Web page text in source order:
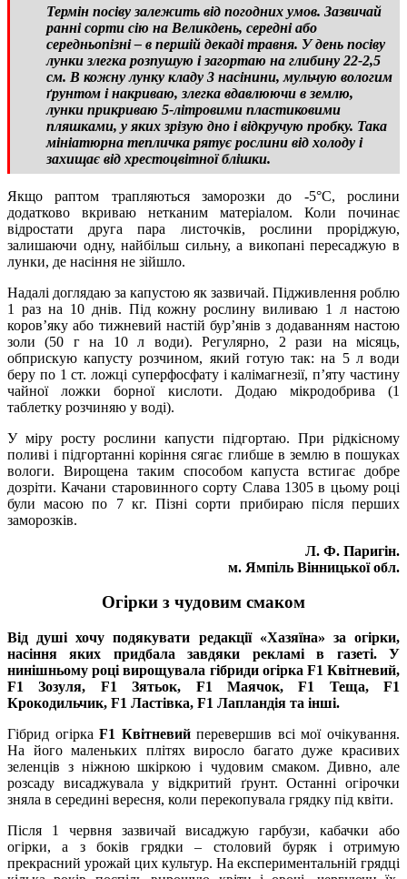
Термін посіву залежить від погодних умов. Зазвичай
ранні сорти сію на Великдень, середні або
середньопізні – в першій декаді травня. У день посіву
лунки злегка розпушую і загортаю на глибину 22-2,5
см. В кожну лунку кладу 3 насінини, мульчую вологим
ґрунтом і накриваю, злегка вдавлюючи в землю,
лунки прикриваю 5-літровими пластиковими
пляшками, у яких зрізую дно і відкручую пробку. Така
мініатюрна тепличка рятує рослини від холоду і
захищає від хрестоцвітної блішки.
Якщо раптом трапляються заморозки до -5°С, рослини
додатково вкриваю нетканим матеріалом. Коли починає
відростати друга пара листочків, рослини проріджую,
залишаючи одну, найбільш сильну, а викопані пересаджую в
лунки, де насіння не зійшло.
Надалі доглядаю за капустою як зазвичай. Підживлення роблю
1 раз на 10 днів. Під кожну рослину виливаю 1 л настою
коров’яку або тижневий настій бур’янів з додаванням настою
золи (50 г на 10 л води). Регулярно, 2 рази на місяць,
обприскую капусту розчином, який готую так: на 5 л води
беру по 1 ст. ложці суперфосфату і калімагнезії, п’яту частину
чайної ложки борної кислоти. Додаю мікродобрива (1
таблетку розчиняю у воді).
У міру росту рослини капусти підгортаю. При рідкісному
поливі і підгортанні коріння сягає глибше в землю в пошуках
вологи. Вирощена таким способом капуста встигає добре
дозріти. Качани старовинного сорту Слава 1305 в цьому році
були масою по 7 кг. Пізні сорти прибираю після перших
заморозків.
Л. Ф. Паригін.
м. Ямпіль Вінницької обл.
Огірки з чудовим смаком
Від душі хочу подякувати редакції «Хазяїна» за огірки,
насіння яких придбала завдяки рекламі в газеті. У
нинішньому році вирощувала гібриди огірка F1 Квітневий,
F1 Зозуля, F1 Зятьок, F1 Маячок, F1 Теща, F1
Крокодильчик, F1 Ластівка, F1 Лапландія та інші.
Гібрид огіркаF1 Квітневийперевершив всі мої очікування.
На його маленьких плітях виросло багато дуже красивих
зеленців з ніжною шкіркою і чудовим смаком. Дивно, але
розсаду висаджувала у відкритий ґрунт. Останні огірочки
зняла в середині вересня, коли перекопувала грядку під квіти.
Після 1 червня зазвичай висаджую гарбузи, кабачки або
огірки, а з боків грядки – столовий буряк і отримую
прекрасний урожай цих культур. На експериментальній грядці